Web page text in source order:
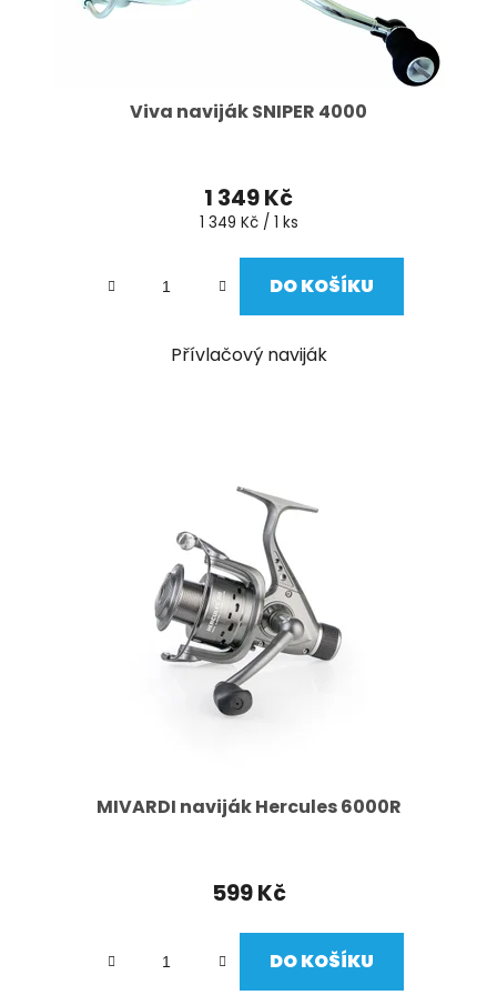
Viva naviják SNIPER 4000
1 349 Kč
Měrná
1 349 Kč / 1 ks
DO KOŠÍKU
Přívlačový naviják
MIVARDI naviják Hercules 6000R
599 Kč
DO KOŠÍKU